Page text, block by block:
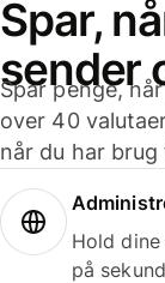
Spar,
sender
Spar penge,
over 40
når du har
Hold
på